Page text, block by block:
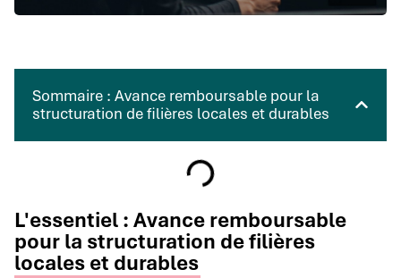
Sommaire : Avance remboursable pour la
structuration de filières locales et durables
L'essentiel : Avance remboursable
pour la structuration de filières
locales et durables